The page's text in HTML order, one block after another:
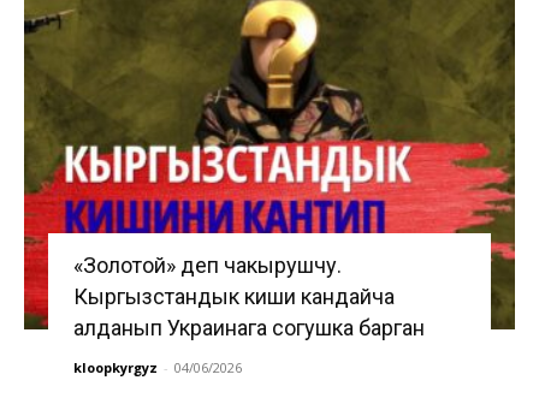
«Золотой» деп чакырушчу.
Кыргызстандык киши кандайча
алданып Украинага согушка барган
kloopkyrgyz - 04/06/2026